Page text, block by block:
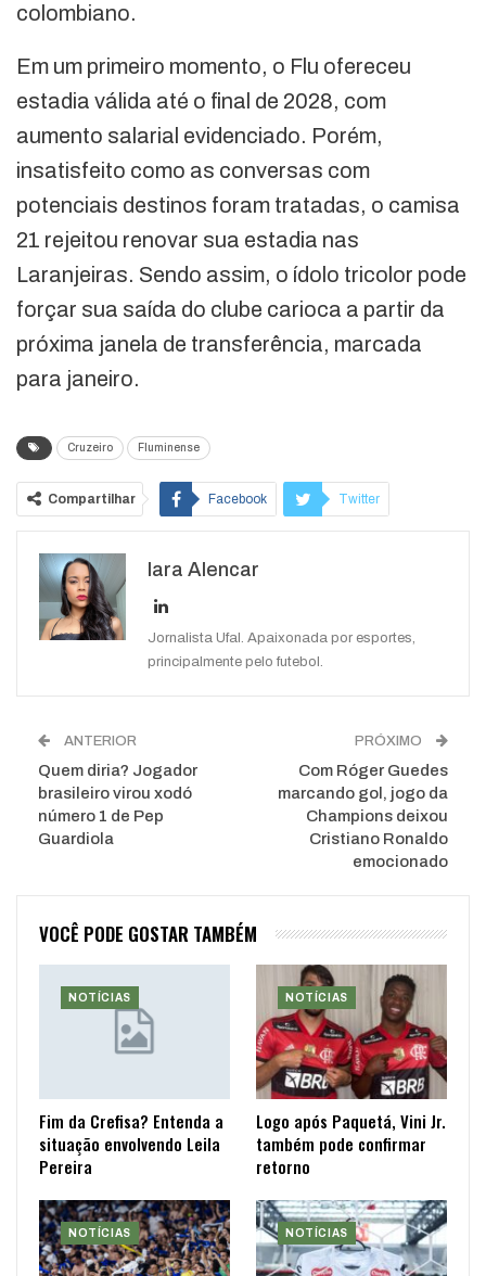
colombiano.
Em um primeiro momento, o Flu ofereceu
estadia válida até o final de 2028, com
aumento salarial evidenciado. Porém,
insatisfeito como as conversas com
potenciais destinos foram tratadas, o camisa
21 rejeitou renovar sua estadia nas
Laranjeiras. Sendo assim, o ídolo tricolor pode
forçar sua saída do clube carioca a partir da
próxima janela de transferência, marcada
para janeiro.
Cruzeiro Fluminense
Compartilhar Facebook Twitter
WhatsApp
Iara Alencar
Jornalista Ufal. Apaixonada por esportes,
principalmente pelo futebol.
ANTERIOR
Quem diria? Jogador
brasileiro virou xodó
número 1 de Pep
Guardiola
PRÓXIMO
Com Róger Guedes
marcando gol, jogo da
Champions deixou
Cristiano Ronaldo
emocionado
VOCÊ PODE GOSTAR TAMBÉM
NOTÍCIAS
Fim da Crefisa? Entenda a
situação envolvendo Leila
Pereira
NOTÍCIAS
Logo após Paquetá, Vini Jr.
também pode confirmar
retorno
NOTÍCIAS NOTÍCIAS